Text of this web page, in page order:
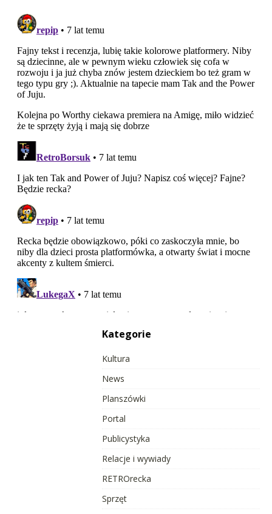
Kategorie
Kultura
News
Planszówki
Portal
Publicystyka
Relacje i wywiady
RETROrecka
Sprzęt